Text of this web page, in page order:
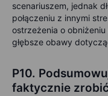
scenariuszem, jednak
połączeniu z innymi
ostrzeżenia o
głębsze obawy
P10.
faktycznie